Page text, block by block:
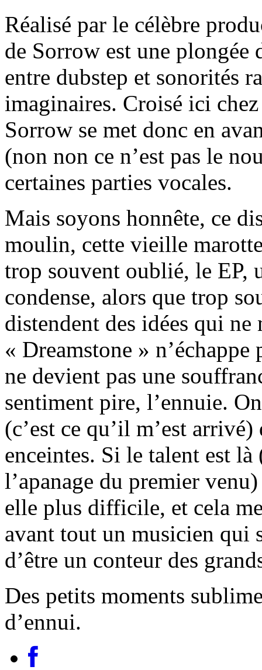
Réalisé par le célèbre
de Sorrow est une plongée
entre dubstep et sonorités
imaginaires. Croisé ici
Sorrow se met donc en
(non non ce n’est pas le
certaines parties vocales.
Mais soyons honnête, ce
moulin, cette vieille
trop souvent oublié, le EP,
condense, alors que trop
distendent des idées qui
« Dreamstone » n’échappe
ne devient pas une
sentiment pire, l’ennuie.
(c’est ce qu’il m’est
enceintes. Si le talent est
l’apanage du premier
elle plus difficile, et cela
avant tout un musicien qui
d’être un conteur des
Des petits moments
d’ennui.